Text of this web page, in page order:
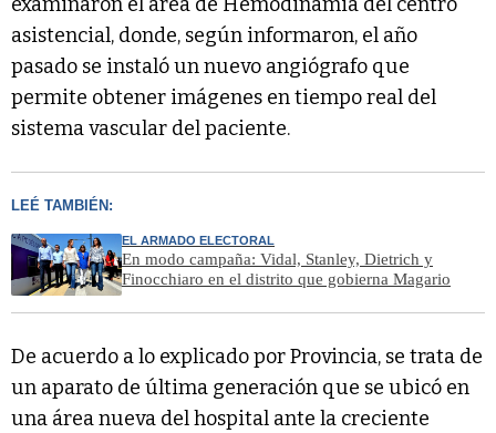
examinaron el área de Hemodinamia del centro
asistencial, donde, según informaron, el año
pasado se instaló un nuevo angiógrafo que
permite obtener imágenes en tiempo real del
sistema vascular del paciente.
LEÉ TAMBIÉN:
EL ARMADO ELECTORAL
En modo campaña: Vidal, Stanley, Dietrich y
Finocchiaro en el distrito que gobierna Magario
De acuerdo a lo explicado por Provincia, se trata de
un aparato de última generación que se ubicó en
una área nueva del hospital ante la creciente